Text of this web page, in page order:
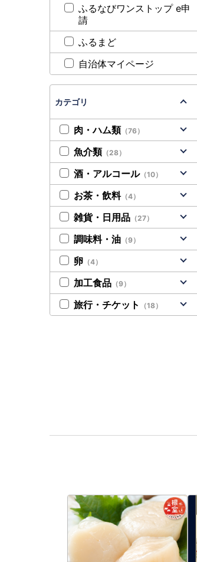
ふるなびワンストップ e申
請
ふるまど
自治体マイページ
カテゴリ
肉・ハム類 （76）
魚介類 （28）
酒・アルコール（10）
お茶・飲料（4）
雑貨・日用品 （27）
調味料・油 （9）
卵 （4）
加工食品 （9）
旅行・チケット （18）